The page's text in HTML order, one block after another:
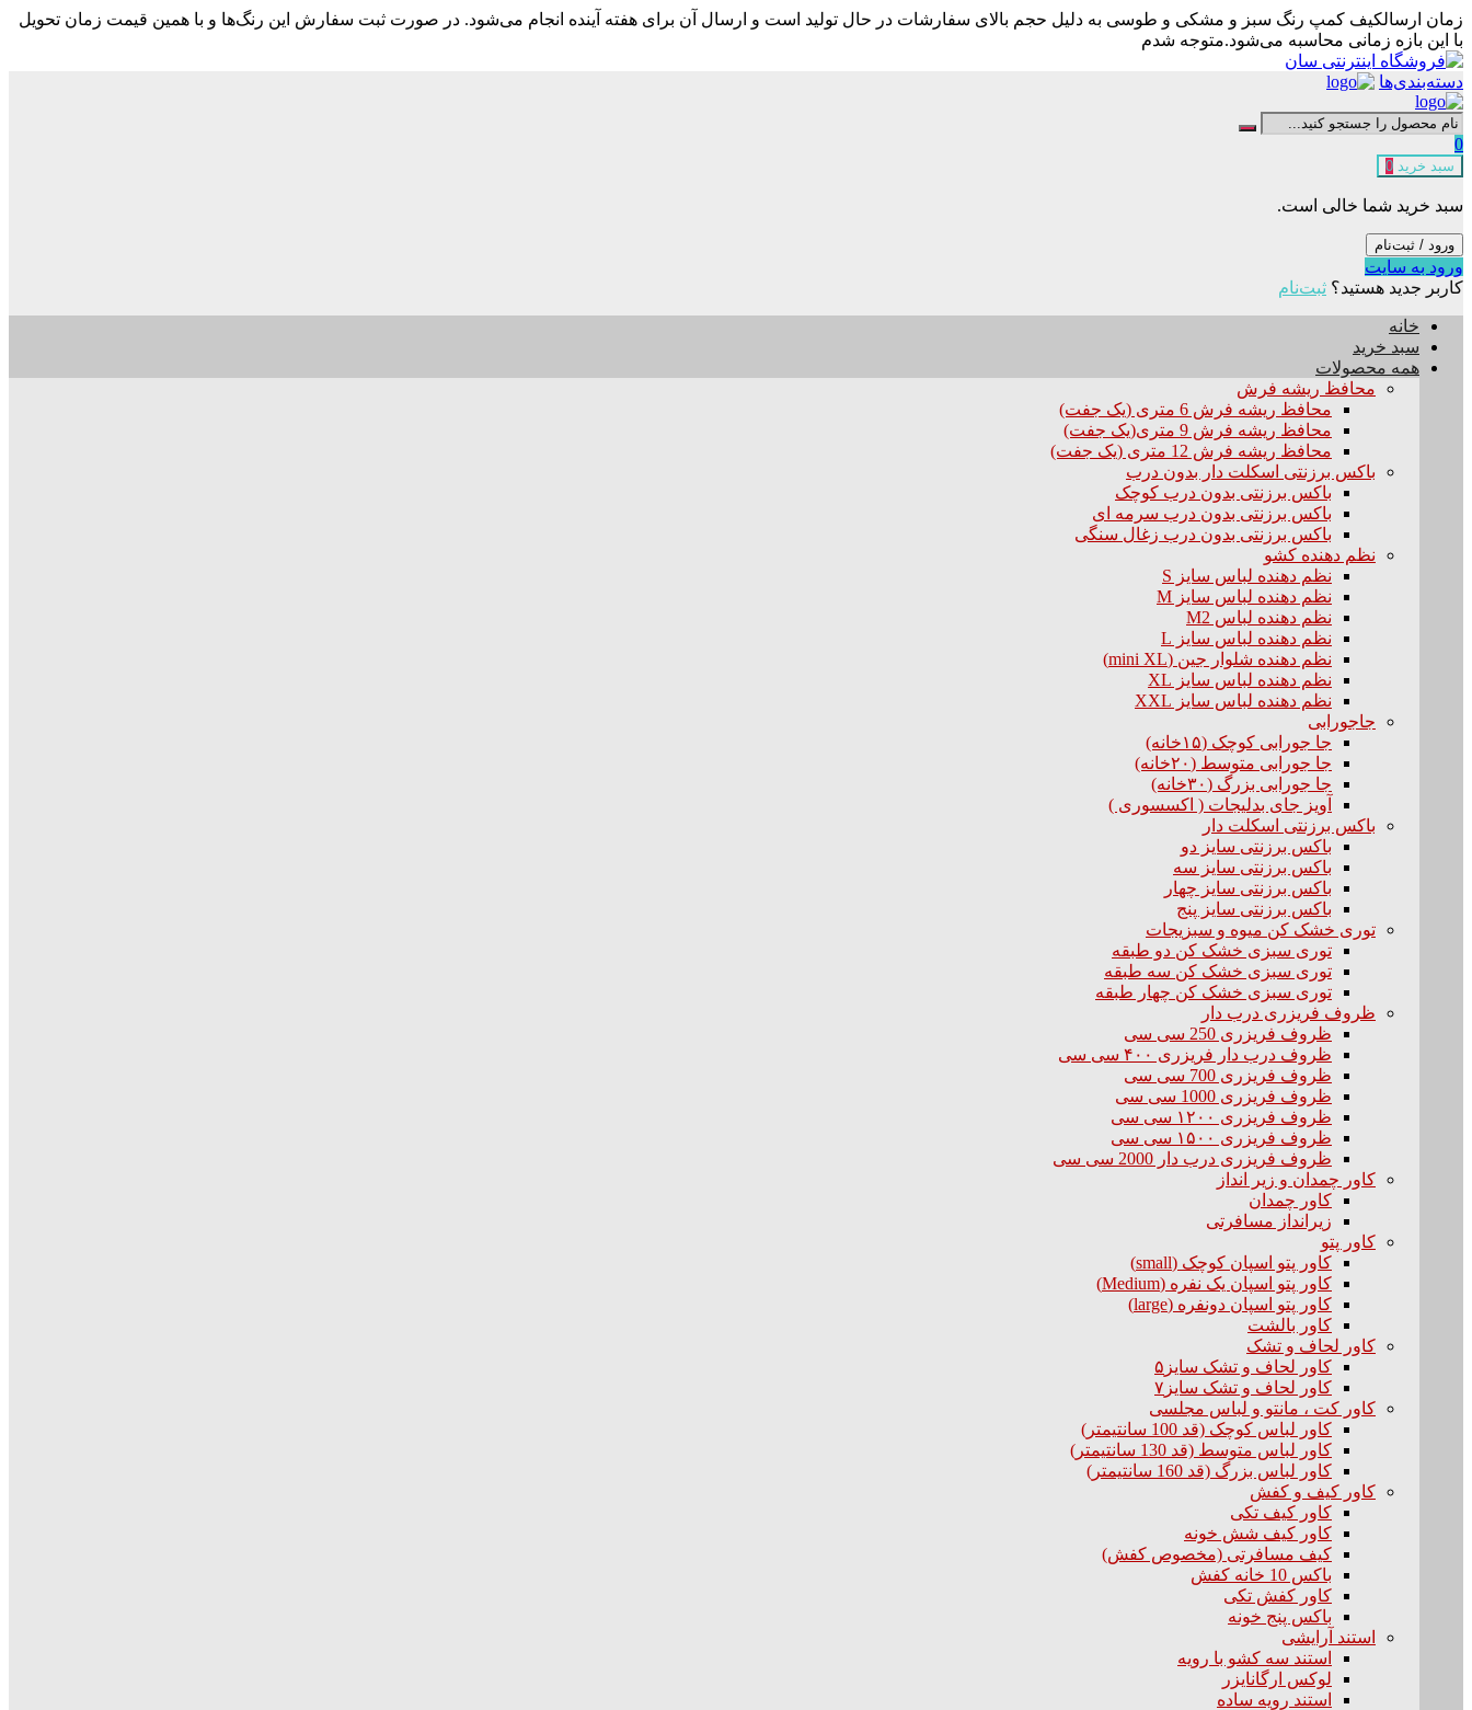
زمان ارسالکیف کمپ رنگ سبز و مشکی و طوسی به دلیل حجم بالای سفارشات در حال تولید است و ارسال آن برای هفته آینده انجام می‌شود. در صورت ثبت سفارش این رنگ‌ها و با همین قیمت زمان تحویل
با این بازه زمانی محاسبه می‌شود.متوجه شدم
دسته‌بندی‌ها
0
سبد خرید 0
سبد خرید شما خالی است.
ورود / ثبت‌نام
ورود به سایت
کاربر جدید هستید؟ ثبت‌نام
خانه
سبد خرید
همه محصولات
محافظ ریشه فرش
محافظ ریشه فرش 6 متری (یک جفت)
محافظ ریشه فرش 9 متری(یک جفت)
محافظ ریشه فرش 12 متری (یک جفت)
باکس برزنتی اسکلت دار بدون درب
باکس برزنتی بدون درب کوچک
باکس برزنتی بدون درب سرمه ای
باکس برزنتی بدون درب زغال سنگی
نظم دهنده کشو
نظم دهنده لباس سایز S
نظم دهنده لباس سایز M
نظم دهنده لباس M2
نظم دهنده لباس سایز L
نظم دهنده شلوار جین (mini XL)
نظم دهنده لباس سایز XL
نظم دهنده لباس سایز XXL
جاجورابی
جا جورابی کوچک (۱۵خانه)
جا جورابی متوسط (۲۰خانه)
جا جورابی بزرگ (۳۰خانه)
آویز جای بدلیجات ( اکسسوری )
باکس برزنتی اسکلت دار
باکس برزنتی سایز دو
باکس برزنتی سایز سه
باکس برزنتی سایز چهار
باکس برزنتی سایز پنج
توری خشک کن میوه و سبزیجات
توری سبزی خشک کن دو طبقه
توری سبزی خشک کن سه طبقه
توری سبزی خشک کن چهار طبقه
ظروف فریزری درب دار
ظروف فریزری 250 سی سی
ظروف درب دار فریزری ۴۰۰ سی سی
ظروف فریزری 700 سی سی
ظروف فریزری 1000 سی سی
ظروف فریزری ۱۲۰۰ سی سی
ظروف فریزری ۱۵۰۰ سی سی
ظروف فریزری درب دار 2000 سی سی
کاور چمدان و زیر انداز
کاور چمدان
زیرانداز مسافرتی
کاور پتو
کاور پتو اسپان کوچک (small)
کاور پتو اسپان یک نفره (Medium)
کاور پتو اسپان دونفره (large)
کاور بالشت
کاور لحاف و تشک
کاور لحاف و تشک سایز۵
کاور لحاف و تشک سایز۷
کاور کت ، مانتو و لباس مجلسی
کاور لباس کوچک (قد 100 سانتیمتر)
کاور لباس متوسط (قد 130 سانتیمتر)
کاور لباس بزرگ (قد 160 سانتیمتر)
کاور کیف و کفش
کاور کیف تکی
کاور کیف شش خونه
کیف مسافرتی (مخصوص کفش)
باکس 10 خانه کفش
کاور کفش تکی
باکس پنج خونه
استند آرایشی
استند سه کشو با رویه
لوکس ارگانایزر
استند رویه ساده